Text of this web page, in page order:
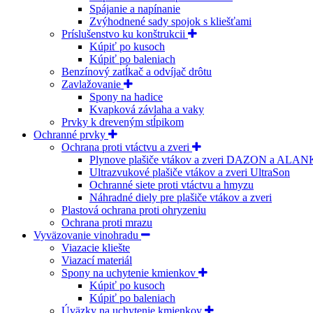
Spájanie a napínanie
Zvýhodnené sady spojok s kliešťami
Príslušenstvo ku konštrukcii
Kúpiť po kusoch
Kúpiť po baleniach
Benzínový zatĺkač a odvíjač drôtu
Zavlažovanie
Spony na hadice
Kvapková závlaha a vaky
Prvky k dreveným stĺpikom
Ochranné prvky
Ochrana proti vtáctvu a zveri
Plynove plašiče vtákov a zveri DAZON a
Ultrazvukové plašiče vtákov a zveri UltraSon
Ochranné siete proti vtáctvu a hmyzu
Náhradné diely pre plašiče vtákov a zveri
Plastová ochrana proti ohryzeniu
Ochrana proti mrazu
Vyväzovanie vinohradu
Viazacie kliešte
Viazací materiál
Spony na uchytenie kmienkov
Kúpiť po kusoch
Kúpiť po baleniach
Úväzky na uchytenie kmienkov